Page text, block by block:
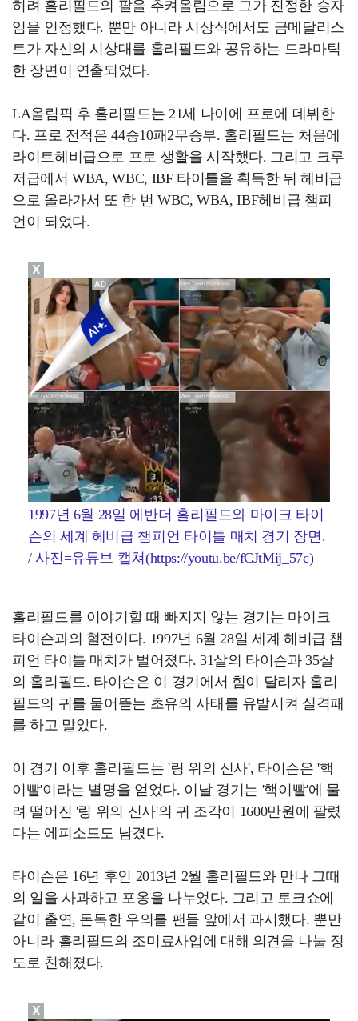
히려 홀리필드의 팔을 추켜올림으로 그가 진정한 승자
임을 인정했다. 뿐만 아니라 시상식에서도 금메달리스
트가 자신의 시상대를 홀리필드와 공유하는 드라마틱
한 장면이 연출되었다.
LA올림픽 후 홀리필드는 21세 나이에 프로에 데뷔한
다. 프로 전적은 44승10패2무승부. 홀리필드는 처음에
라이트헤비급으로 프로 생활을 시작했다. 그리고 크루
저급에서 WBA, WBC, IBF 타이틀을 획득한 뒤 헤비급
으로 올라가서 또 한 번 WBC, WBA, IBF헤비급 챔피
언이 되었다.
1997년 6월 28일 에반더 홀리필드와 마이크 타이
슨의 세계 헤비급 챔피언 타이틀 매치 경기 장면.
/ 사진=유튜브 캡쳐(https://youtu.be/fCJtMij_57c)
홀리필드를 이야기할 때 빠지지 않는 경기는 마이크
타이슨과의 혈전이다. 1997년 6월 28일 세계 헤비급 챔
피언 타이틀 매치가 벌어졌다. 31살의 타이슨과 35살
의 홀리필드. 타이슨은 이 경기에서 힘이 달리자 홀리
필드의 귀를 물어뜯는 초유의 사태를 유발시켜 실격패
를 하고 말았다.
이 경기 이후 홀리필드는 '링 위의 신사', 타이슨은 '핵
이빨'이라는 별명을 얻었다. 이날 경기는 '핵이빨'에 물
려 떨어진 '링 위의 신사'의 귀 조각이 1600만원에 팔렸
다는 에피소드도 남겼다.
타이슨은 16년 후인 2013년 2월 홀리필드와 만나 그때
의 일을 사과하고 포옹을 나누었다. 그리고 토크쇼에
같이 출연, 돈독한 우의를 팬들 앞에서 과시했다. 뿐만
아니라 홀리필드의 조미료사업에 대해 의견을 나눌 정
도로 친해졌다.
X
X